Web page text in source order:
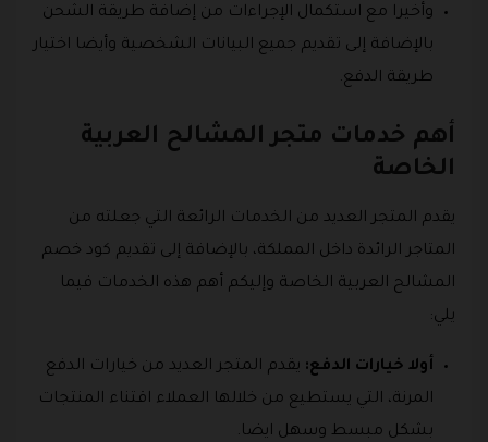
وأخيرا مع استكمال الإجراءات من إضافة طريقة الشحن
بالإضافة إلى تقديم جميع البيانات الشخصية وأيضا اختيار
طريقة الدفع.
أهم خدمات متجر المشالح العربية
الخاصة
يقدم المتجر العديد من الخدمات الرائعة التي جعلته من
المتاجر الرائدة داخل المملكة، بالإضافة إلى تقديم كود خصم
المشالح العربية الخاصة وإليكم أهم هذه الخدمات فيما
يلي:
أولا خيارات الدفع: يقدم المتجر العديد من خيارات الدفع
المرنة، التي يستطيع من خلالها العملاء اقتناء المنتجات
بشكل مبسط وسهل ايضا.